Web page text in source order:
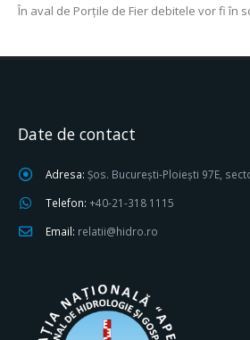
În aval de Porţile de Fier debitele vor fi în
Date de contact
Adresa: Șos. București-Ploiești 97E,
Telefon: +40-21-318 1115
Email: relatii@hidro.ro